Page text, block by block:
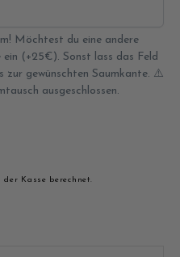
Möchtest du eine andere
ein (+25€). Sonst lass das Feld
zur gewünschten Saumkante. ⚠️
ausgeschlossen.
der Kasse berechnet.